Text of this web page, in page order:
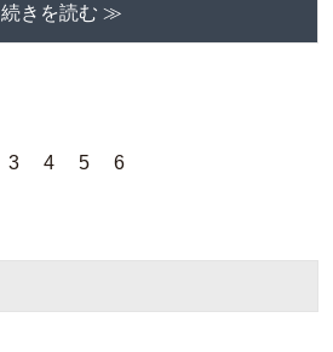
続きを読む ≫
3 4 5 6